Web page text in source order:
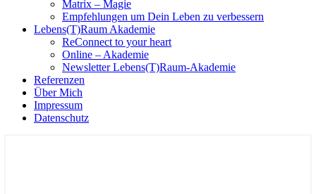
Matrix – Magie
Empfehlungen um Dein Leben zu verbessern
Lebens(T)Raum Akademie
ReConnect to your heart
Online – Akademie
Newsletter Lebens(T)Raum-Akademie
Referenzen
Über Mich
Impressum
Datenschutz